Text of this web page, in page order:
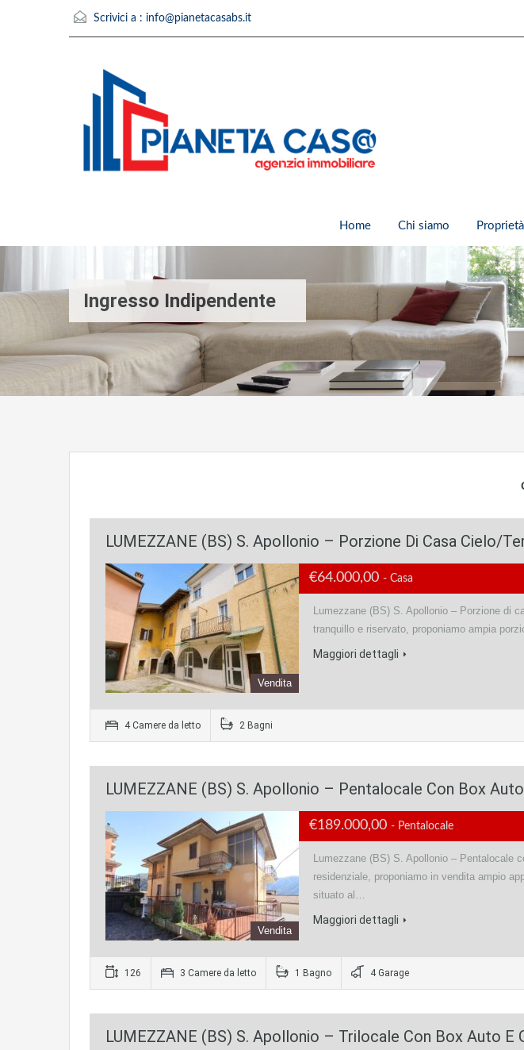
Scrivici a : info@pianetacasabs.it
Home Chi siamo Proprietà
Ingresso Indipendente
LUMEZZANE (BS) S. Apollonio – Porzione Di Casa Cielo/
Vendita
€64.000,00 - Casa
Lumezzane (BS) S. Apollonio – Porzione di
tranquillo e riservato, proponiamo ampia
Maggiori dettagli
4 Camere da letto 2 Bagni
LUMEZZANE (BS) S. Apollonio – Pentalocale Con Box Auto
Vendita
€189.000,00 - Pentalocale
Lumezzane (BS) S. Apollonio – Pentalocale
residenziale, proponiamo in vendita ampio
situato al…
Maggiori dettagli
126 3 Camere da letto 1 Bagno 4 Garage
LUMEZZANE (BS) S. Apollonio – Trilocale Con Box Auto E